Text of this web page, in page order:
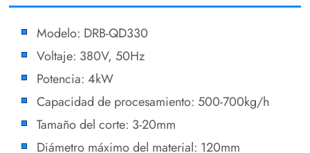
Modelo: DRB-QD330
Voltaje: 380V, 50Hz
Potencia: 4kW
Capacidad de procesamiento: 500-700kg/h
Tamaño del corte: 3-20mm
Diámetro máximo del material: 120mm